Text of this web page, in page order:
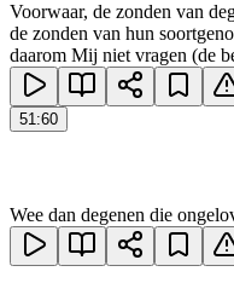
Voorwaar, de zonden van
de zonden van hun
daarom Mij niet vragen (de
51:60
Wee dan degenen die